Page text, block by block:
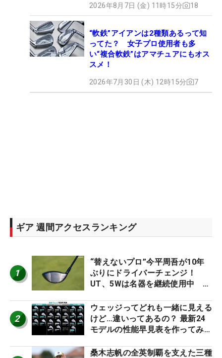
2026年8月7日 (金) 11時15分 18
“軟鉄”アイアンは2種類あるって知
ってた？ 女子プロ使用者も多
い“複合軟鉄”はアマチュアにもオス
スメ！
2026年7月30日 (木) 12時15分 7
ギア 週間アクセスランキング
1
“替えないプロ”今平周吾が10年
ぶりにドライバーチェンジ！
UT、5Wは名器を継続使用中 #
2
ウェッジってどれも一緒に見える
けど…違いってあるの？ 最新24
モデルの性能早見表を作ってみ
桑木志帆の全英制覇を支えた三種